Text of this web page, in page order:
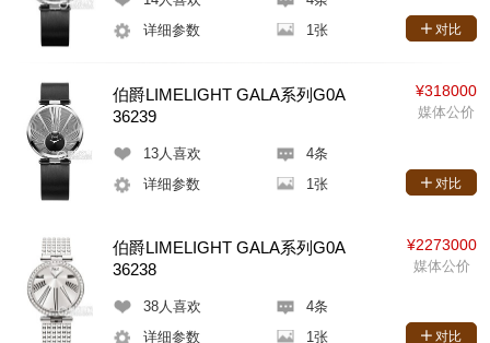
详细参数
1张 对比
伯爵LIMELIGHT GALA系列G0A
36239
13人喜欢
4条
详细参数
1张
¥318000
媒体公价
对比
伯爵LIMELIGHT GALA系列G0A
36238
38人喜欢
4条
详细参数
1张
¥2273000
媒体公价
对比